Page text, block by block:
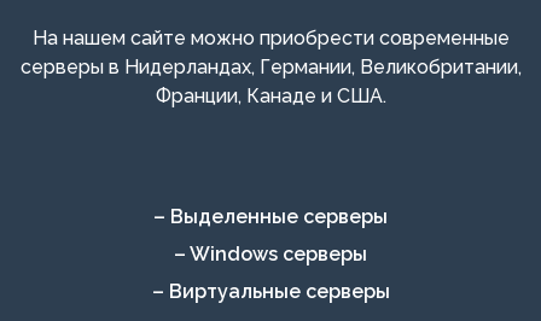
На нашем сайте можно приобрести современные
серверы в Нидерландах, Германии, Великобритании,
Франции, Канаде и США.
– Выделенные серверы
– Windows серверы
– Виртуальные серверы